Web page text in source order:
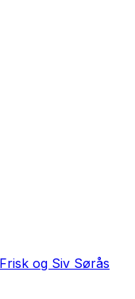
og Siv Sørås